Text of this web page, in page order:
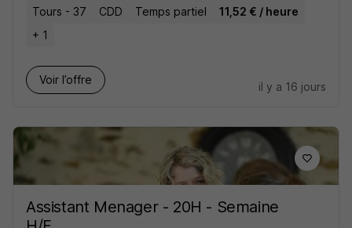
Tours - 37 CDD Temps partiel
11,52 € / heure
+ 1
Voir l’offre
il y a 16 jours
Assistant Menager - 20H - Semaine